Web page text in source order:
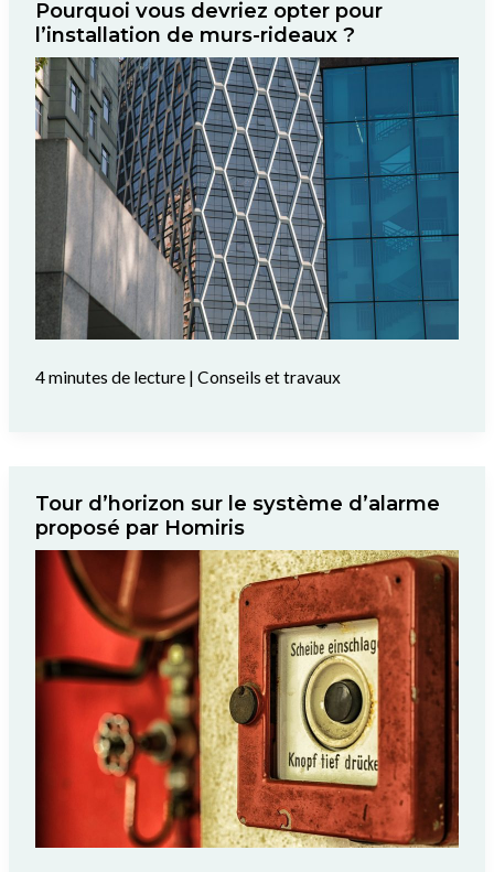
Pourquoi vous devriez opter pour
l’installation de murs-rideaux ?
4 minutes de lecture| Conseils et travaux
Tour d’horizon sur le système d’alarme
proposé par Homiris​​​​